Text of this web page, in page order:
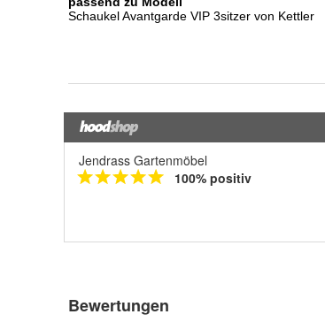
Jendrass Gartenmöbel
100% positiv
Bewertungen